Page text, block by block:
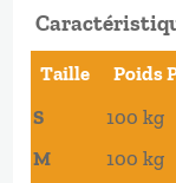
Taille Poids
S
100 kg
M
100 kg